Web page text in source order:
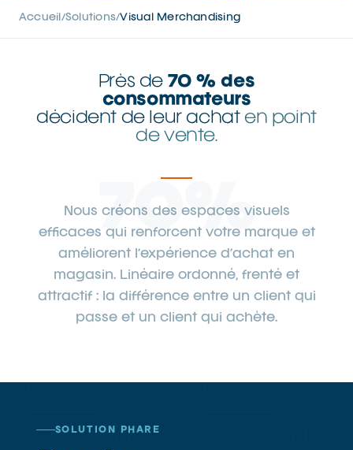
Accueil /Solutions/Visual Merchandising
70%
Près de 70 % des
consommateurs
décident de leur achat en point
de vente.
Nous créons des espaces visuels
efficaces qui renforcent votre marque et
améliorent l’expérience d’achat en
magasin. Linéaire ordonné, frenté et
attractif : la différence entre un client qui
passe et un client qui achète.
SOLUTION PHARE